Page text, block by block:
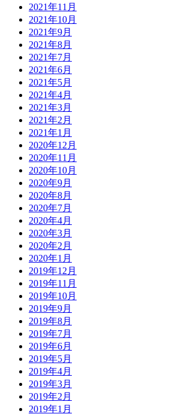
2021年11月
2021年10月
2021年9月
2021年8月
2021年7月
2021年6月
2021年5月
2021年4月
2021年3月
2021年2月
2021年1月
2020年12月
2020年11月
2020年10月
2020年9月
2020年8月
2020年7月
2020年4月
2020年3月
2020年2月
2020年1月
2019年12月
2019年11月
2019年10月
2019年9月
2019年8月
2019年7月
2019年6月
2019年5月
2019年4月
2019年3月
2019年2月
2019年1月